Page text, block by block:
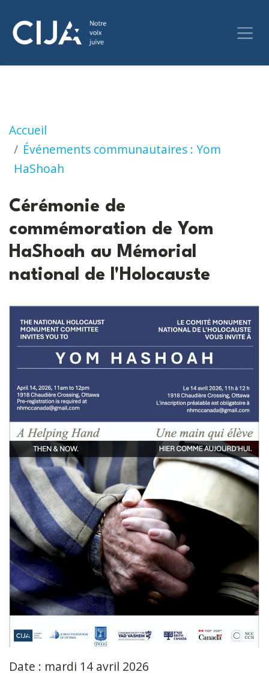
Accueil
Événements communautaires : Yom
HaShoah
Cérémonie de commémoration de Yom
Cérémonie de
commémoration de Yom
HaShoah au Mémorial
national de l'Holocauste
Date : mardi 14 avril 2026